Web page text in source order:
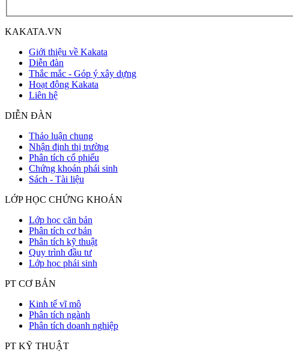
KAKATA.VN
Giới thiệu về Kakata
Diễn đàn
Thắc mắc - Góp ý xây dựng
Hoạt động Kakata
Liên hệ
DIỄN ĐÀN
Thảo luận chung
Nhận định thị trường
Phân tích cổ phiếu
Chứng khoán phái sinh
Sách - Tài liệu
LỚP HỌC CHỨNG KHOÁN
Lớp học căn bản
Phân tích cơ bản
Phân tích kỹ thuật
Quy trình đầu tư
Lớp học phái sinh
PT CƠ BẢN
Kinh tế vĩ mô
Phân tích ngành
Phân tích doanh nghiệp
PT KỸ THUẬT